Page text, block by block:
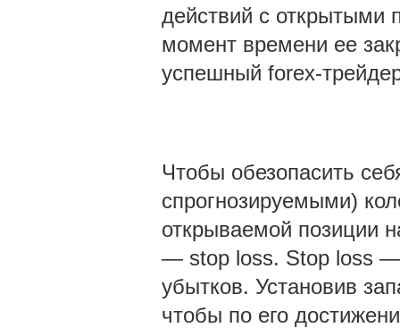
действий с открытыми
момент времени ее
успешный forex-
Чтобы обезопасить
спрогнозируемыми)
открываемой позиции
— stop loss. Stop loss —
убытков. Установив
чтобы по его